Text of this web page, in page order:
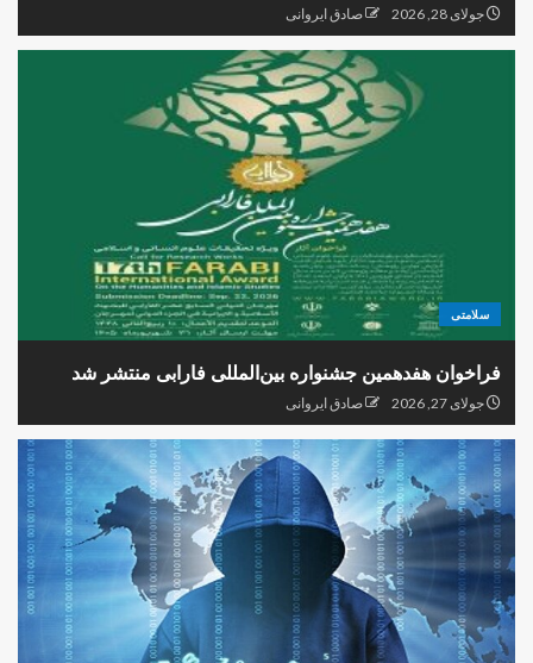
جولای 28, 2026 صادق ایروانی
سلامتی
فراخوان هفدهمین جشنواره بین‌المللی فارابی منتشر شد
جولای 27, 2026 صادق ایروانی